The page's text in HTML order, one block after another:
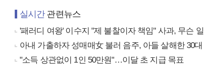
실시간관련뉴스
'패러디 여왕' 이수지 "제 불찰이자 책임" 사과, 무슨 일
아내 가출하자 성매매女 불러 음주, 아들 살해한 30대
"소득 상관없이 1인 50만원"…이달 초 지급 목표